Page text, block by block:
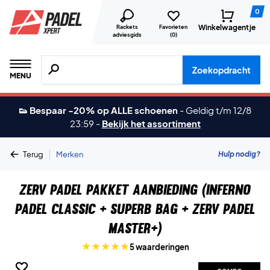
Rackets
adviesgids
Favorieten
(0)
0
Winkelwagentje
MENU
Zoeken naar producten, merken etc.
Zoekopdracht
👟 Bespaar -20% op ALLE schoenen - Geldig t/m 12/8
23:59 - Bekijk het assortiment
Terug | Merken Hulp nodig?
ZERV Padel Pakket Aanbieding (Inferno
Padel Classic + Superb Bag + ZERV Padel
Master+)
5 waarderingen